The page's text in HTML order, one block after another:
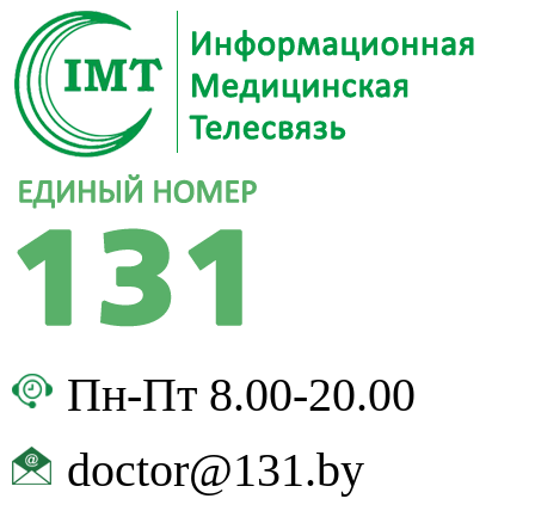
Пн-Пт 8.00-20.00
doctor@131.by